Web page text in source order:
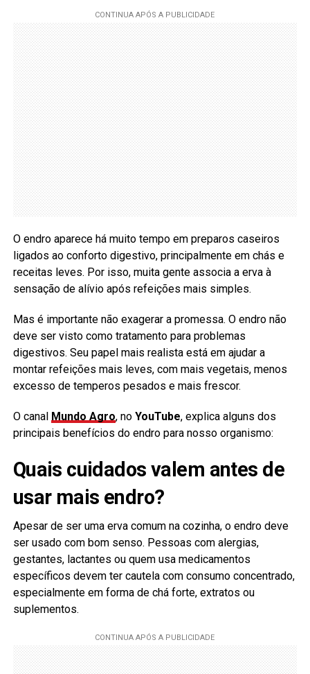
O endro aparece há muito tempo em preparos caseiros
ligados ao conforto digestivo, principalmente em chás e
receitas leves. Por isso, muita gente associa a erva à
sensação de alívio após refeições mais simples.
Mas é importante não exagerar a promessa. O endro não
deve ser visto como tratamento para problemas
digestivos. Seu papel mais realista está em ajudar a
montar refeições mais leves, com mais vegetais, menos
excesso de temperos pesados e mais frescor.
O canal Mundo Agro, no YouTube, explica alguns dos
principais benefícios do endro para nosso organismo:
Quais cuidados valem antes de
usar mais endro?
Apesar de ser uma erva comum na cozinha, o endro deve
ser usado com bom senso. Pessoas com alergias,
gestantes, lactantes ou quem usa medicamentos
específicos devem ter cautela com consumo concentrado,
especialmente em forma de chá forte, extratos ou
suplementos.